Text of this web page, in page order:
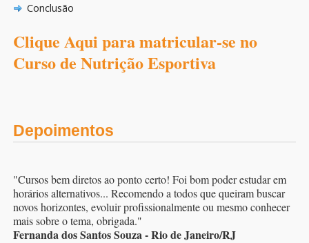
Conclusão
Clique Aqui para matricular-se no
Curso de Nutrição Esportiva
Depoimentos
"Cursos bem diretos ao ponto certo! Foi bom poder estudar em
horários alternativos... Recomendo a todos que queiram buscar
novos horizontes, evoluir profissionalmente ou mesmo conhecer
mais sobre o tema, obrigada."
Fernanda dos Santos Souza - Rio de Janeiro/RJ